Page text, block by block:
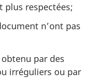
plus respectées;
n’ont pas
par des
irréguliers ou par